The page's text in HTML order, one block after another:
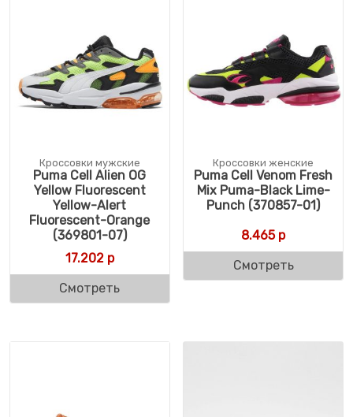
Кроссовки мужские
Puma Cell Alien OG
Yellow Fluorescent
Yellow-Alert
Fluorescent-Orange
(369801-07)
17.202р
Смотреть
Кроссовки женские
Puma Cell Venom Fresh
Mix Puma-Black Lime-
Punch (370857-01)
8.465р
Смотреть